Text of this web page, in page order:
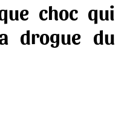
choc qui
drogue du